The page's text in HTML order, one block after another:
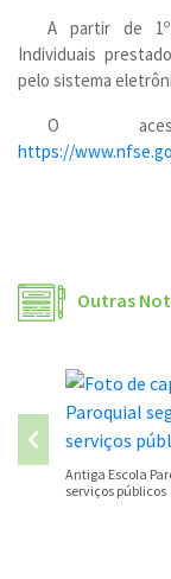
A partir de 1º
Individuais
pelo sistema
O
https://
Outras
Antiga Escola
serviços públicos